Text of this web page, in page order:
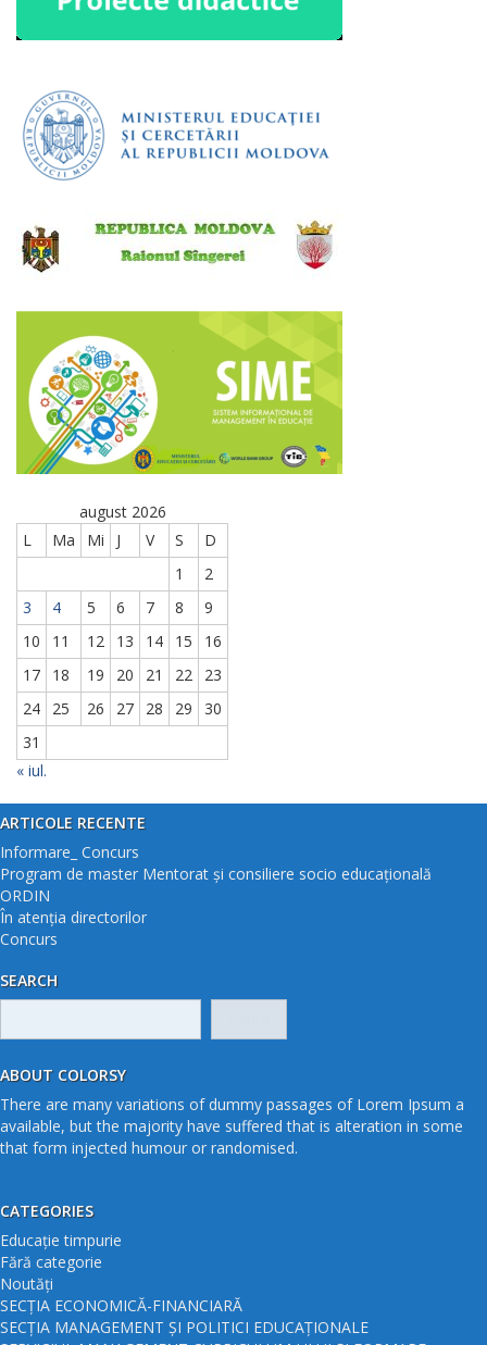
august 2026
L
Ma Mi J V S
D
1
2
3
4 5 6 7 8
9
10
11 12 13 14 15
16
17
18 19 20 21 22
23
24
25 26 27 28 29
30
31
« iul.
ARTICOLE RECENTE
Informare_ Concurs
Program de master Mentorat și consiliere socio educațională
ORDIN
În atenția directorilor
Concurs
SEARCH
ABOUT COLORSY
There are many variations of dummy passages of Lorem Ipsum a
available, but the majority have suffered that is alteration in some
that form injected humour or randomised.
CATEGORIES
Educație timpurie
Fără categorie
Noutăți
SECȚIA ECONOMICĂ-FINANCIARĂ
SECȚIA MANAGEMENT ȘI POLITICI EDUCAȚIONALE